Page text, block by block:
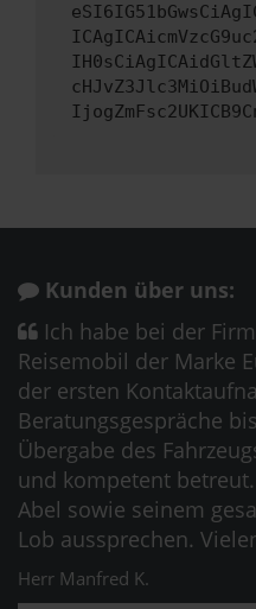
Kunden über uns:
Ich habe bei der
Reisemobil der Marke
der ersten
Beratungsgespräche
Übergabe des
und kompetent
Abel sowie seinem
Lob aussprechen.
Herr Manfred K.